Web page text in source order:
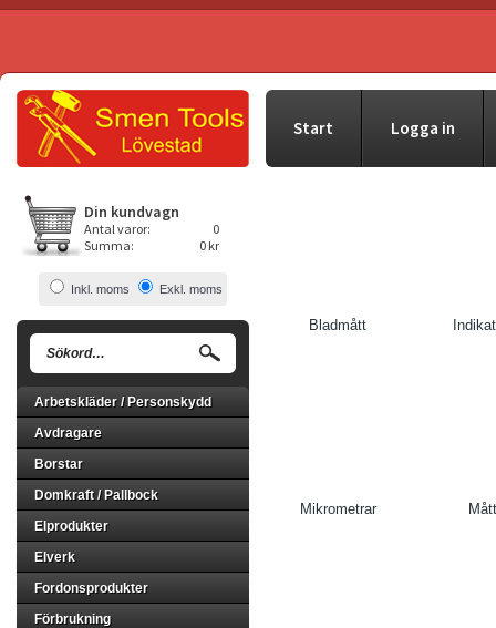
Start Logga in
Din kundvagn
Antal varor:
0
Summa:
0 kr
Inkl. moms Exkl. moms
Arbetskläder / Personskydd
Avdragare
Borstar
Domkraft / Pallbock
Elprodukter
Elverk
Fordonsprodukter
Förbrukning
Bladmått
Mikrometrar